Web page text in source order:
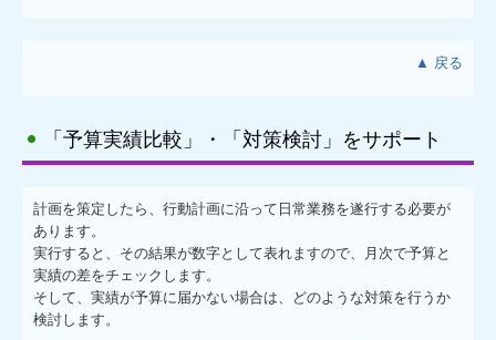
▲ 戻る
「予算実績比較」・「対策検討」をサポート
計画を策定したら、行動計画に沿って日常業務を遂行する必要が
あります。
実行すると、その結果が数字として表れますので、月次で予算と
実績の差をチェックします。
そして、実績が予算に届かない場合は、どのような対策を行うか
検討します。